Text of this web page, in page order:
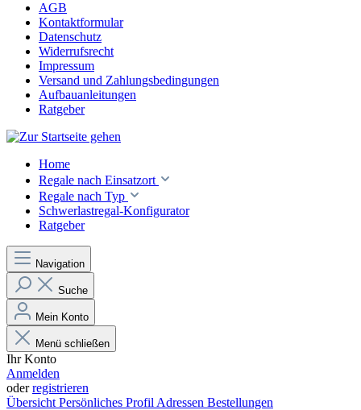
AGB
Kontaktformular
Datenschutz
Widerrufsrecht
Impressum
Versand und Zahlungsbedingungen
Aufbauanleitungen
Ratgeber
Home
Regale nach Einsatzort
Regale nach Typ
Schwerlastregal-Konfigurator
Ratgeber
Navigation
Suche
Mein Konto
Menü schließen
Ihr Konto
Anmelden
oderregistrieren
Übersicht Persönliches Profil Adressen Bestellungen